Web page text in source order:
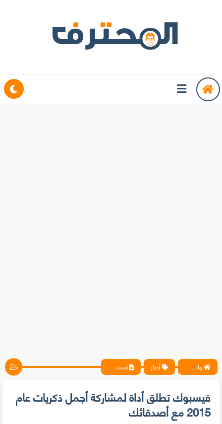
واتس آب ، فيسبوك ، أنترنت ، شروحات تقنية حصرية - المحترف أخبار فيسبوك تطلق أداة لمشاركة أجمل ذكريات عام 2015 مع أصدقائك
فيسبوك تطلق أداة لمشاركة أجمل ذكريات عام
2015 مع أصدقائك